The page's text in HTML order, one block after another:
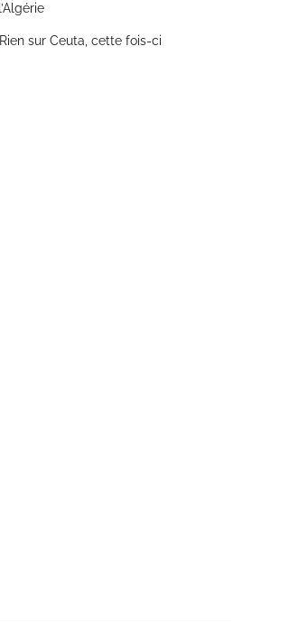
l’Algérie
Rien sur Ceuta, cette fois-ci